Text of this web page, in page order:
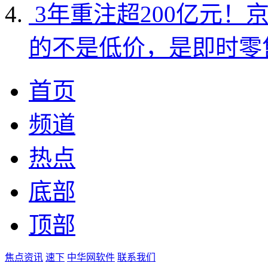
3年重注超200亿元！
的不是低价，是即时
首页
频道
热点
底部
顶部
焦点资讯 速下 中华网软件 联系我们